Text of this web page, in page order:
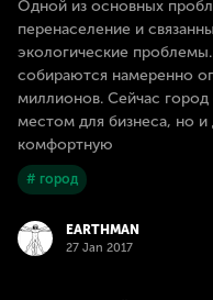
Одной из основных
перенаселение и
экологические
собираются намеренно
миллионов. Сейчас
местом для бизнеса, но
комфортную
# город
EARTHMAN
27 Jan 2017